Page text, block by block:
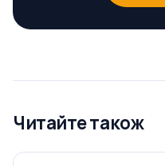
Читайте також